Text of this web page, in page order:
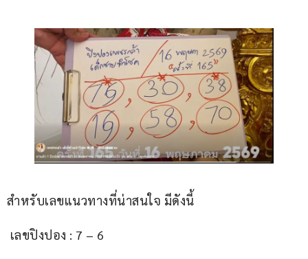
สำหรับเลขแนวทางที่น่าสนใจ มีดังนี้
เลขปิงปอง : 7 – 6